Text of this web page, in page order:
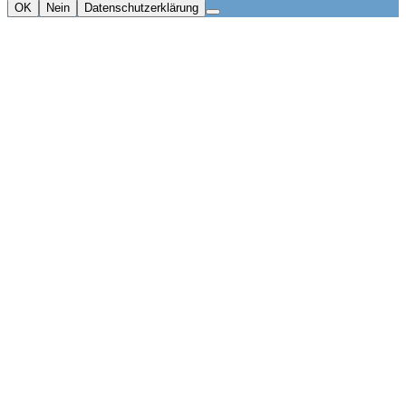
OK Nein Datenschutzerklärung